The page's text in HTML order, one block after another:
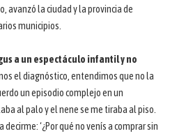
avanzó la ciudad y la provincia de
municipios.
a un espectáculo infantil y no
el diagnóstico, entendimos que no la
un episodio complejo en un
al palo y el nene se me tiraba al piso.
‘¿Por qué no venís a comprar sin